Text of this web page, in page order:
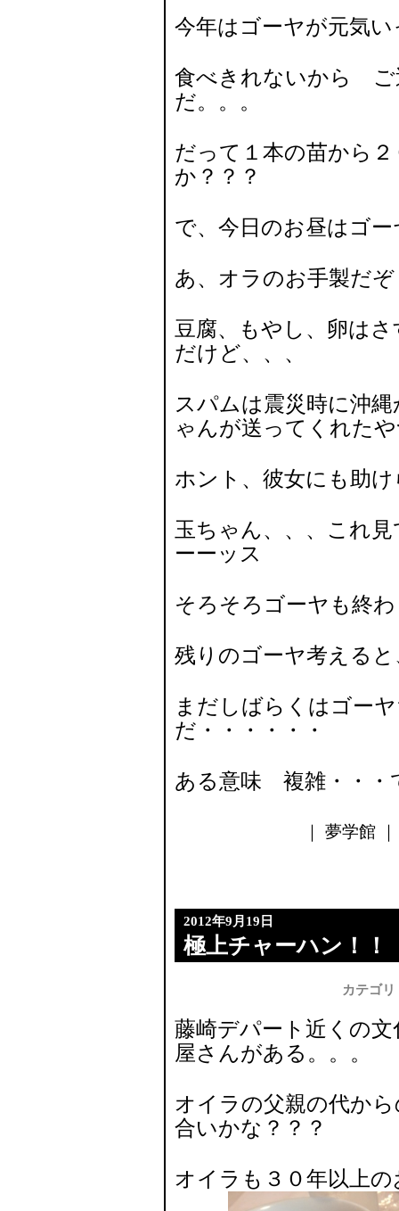
今年はゴーヤが元気
食べきれないから ご
だ。。。
だって１本の苗から
か？？？
で、今日のお昼はゴ
あ、オラのお手製だぞ
豆腐、もやし、卵は
だけど、、、
スパムは震災時に沖
ゃんが送ってくれた
ホント、彼女にも助
玉ちゃん、、、これ
ーーッス
そろそろゴーヤも終
残りのゴーヤ考えると
まだしばらくはゴー
だ・・・・・・
ある意味 複雑・・・
｜ 夢学館
2012年9月19日
極上チャーハン！！
カテゴリ
藤崎デパート近くの
屋さんがある。。。
オイラの父親の代か
合いかな？？？
オイラも３０年以上